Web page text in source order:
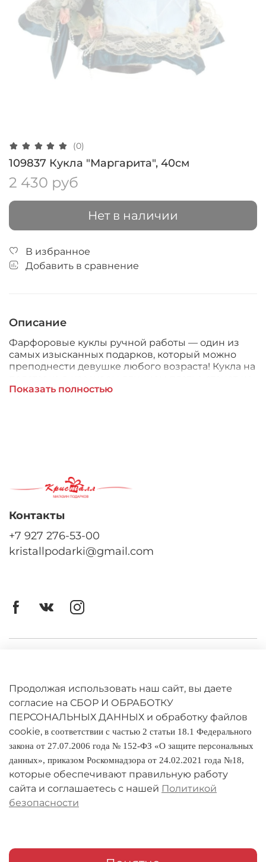
(0)
109837 Кукла "Маргарита", 40см
2 430 руб
Нет в наличии
В избранное
Добавить в сравнение
Описание
Фарфоровые куклы ручной работы — один из
самых изысканных подарков, который можно
преподнести девушке любого возраста! Кукла на
только любимой игрушкой, но и дорогим
Показать полностью
Политика конфиденциальности
Оплата и доставка
Условия обмена и возврата
Реквизиты
О компании
Мои заказы
Контакты
+7 927 276-53-00
kristallpodarki@gmail.com
Продолжая использовать наш сайт, вы даете
согласие на СБОР И ОБРАБОТКУ
ПЕРСОНАЛЬНЫХ ДАННЫХ и обработку файлов
cookie, в соответствии с частью 2 статьи 18.1 Федерального
закона от 27.07.2006 года № 152-ФЗ «О защите персональных
данных», приказом Роскомнадзора от 24.02.2021 года №18,
которые обеспечивают правильную работу
сайта и соглашаетесь с нашей Политикой
безопасности